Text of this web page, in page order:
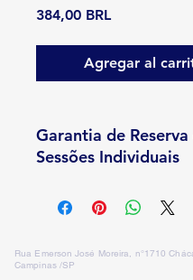
384,00 BRLPrecio
Agregar al
Garantia de
Sessões Individuais
Rua Emerson José Moreira, n°1710
Campinas /SP